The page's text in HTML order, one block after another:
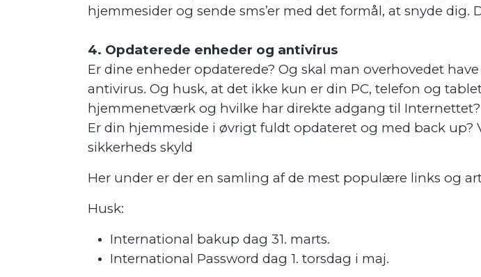
hjemmesider og sende sms’er med det formål, at snyde
4. Opdaterede enheder og antivirus
Er dine enheder opdaterede? Og skal man overhovedet
antivirus. Og husk, at det ikke kun er din PC, telefon og
hjemmenetværk og hvilke har direkte adgang til
Er din hjemmeside i øvrigt fuldt opdateret og med back up?
sikkerheds skyld
Her under er der en samling af de mest populære links og
Husk:
International bakup dag 31. marts.
International Password dag 1. torsdag i maj.